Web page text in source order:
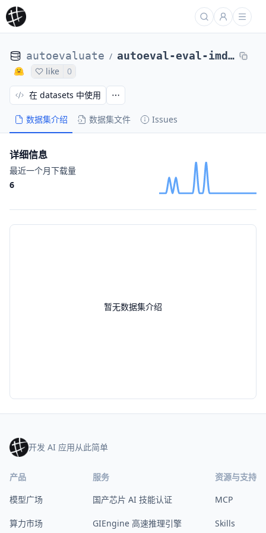
autoevaluate / autoeval-eval-imdb-plain_text-046839-93153145768
like 0
数据集介绍 数据集文件 Issues
在 datasets 中使用
暂无数据集介绍
详细信息
最近一个月下载量
6
开发 AI 应用从此简单
产品
模型广场
算力市场
服务
国产芯片 AI 技能认证
GIEngine 高速推理引擎
资源与支持
MCP
Skills